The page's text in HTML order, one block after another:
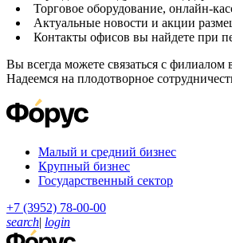
Торговое оборудование, онлайн-
Актуальные новости и акции
Контакты офисов вы найдете при
Вы всегда можете связаться с
Надеемся на плодотворное
Малый и средний бизнес
Крупный бизнес
Государственный сектор
+7 (3952) 78-00-00
search| login